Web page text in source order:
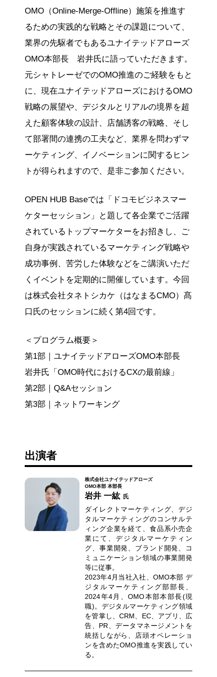
OMO（Online-Merge-Offline）施策を推進す
るための実践的な戦略とその課題について、
業界の先駆者でもあるユナイテッドアローズ
OMO本部長 岩井氏に語っていただきます。
元シャトレーゼでのOMO推進のご経験をもと
に、現在ユナイテッドアローズにおけるOMO
戦略の展望や、デジタルとリアルの境界を超
えた顧客体験の設計、店舗誘客の戦略、そし
て部署間の連携の工夫など、業界を問わずマ
ーケティング、イノベーションに関するヒン
トが得られますので、是非ご参加ください。
OPEN HUB Baseでは「ドコモビジネスマー
ケターセッション」と題して各企業でご活躍
されているトップマーケターをお招きし、ご
自身が実践されているマーケティング戦略や
成功事例、苦労した体験などをご講演いただ
くイベントを定期的に開催しています。今回
は株式会社タネトシカケ（はなまるCMO）髙
口氏のセッションに続く第4回です。
＜プログラム概要＞
第1部｜ユナイテッドアローズOMO本部長
岩井氏「OMO時代におけるCXの最前線」
第2部｜Q&Aセッション
第3部｜ネットワーキング
出演者
株式会社ユナイテッドアローズ
OMO本部 本部長
岩井 一紘 氏
ダイレクトマーケティング、デジ
タルマーケティングのコンサルテ
ィング企業を経て、食品系小売企
業にて、デジタルマーケティン
グ、事業開発、ブランド開発、コ
ミュニケーション領域の事業開発
等に従事。
2023年4月当社入社、OMO本部 デ
ジタルマーケティング部部長、
2024年4月、OMO本部本部長(現
職)。デジタルマーケティング領域
を管掌し、CRM、EC、アプリ、広
告、PR、データマネージメントを
統括しながら、店頭オペレーショ
ンを含めたOMO推進を実践してい
る。